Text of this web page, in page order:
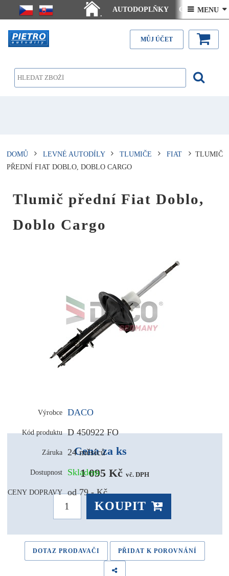
.
AUTODOPLŇKY Ceny doručení
Články - návody Kontakt
 MENU 
MŮJ ÚČET
DOMŮ LEVNÉ AUTODÍLY TLUMIČE FIAT
TLUMIČ
PŘEDNÍ FIAT DOBLO, DOBLO CARGO
Tlumič přední Fiat Doblo,
Doblo Cargo
Výrobce DACO
Kód produktu D 450922 FO
Záruka 24 měsíců
Dostupnost Skladem
CENY DOPRAVY od 79,- Kč
Cena za ks
1 095 Kč vč. DPH
KOUPIT
DOTAZ PRODAVAČI PŘIDAT K POROVNÁNÍ